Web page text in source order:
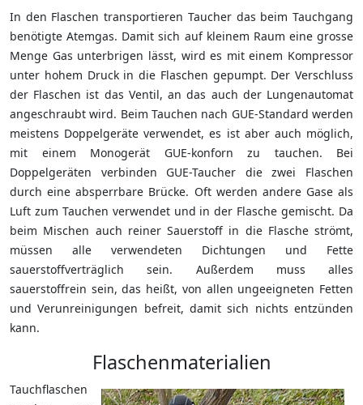
In den Flaschen transportieren Taucher das beim Tauchgang
benötigte Atemgas. Damit sich auf kleinem Raum eine grosse
Menge Gas unterbrigen lässt, wird es mit einem Kompressor
unter hohem Druck in die Flaschen gepumpt. Der Verschluss
der Flaschen ist das Ventil, an das auch der Lungenautomat
angeschraubt wird. Beim Tauchen nach GUE-Standard werden
meistens Doppelgeräte verwendet, es ist aber auch möglich,
mit einem Monogerät GUE-konforn zu tauchen. Bei
Doppelgeräten verbinden GUE-Taucher die zwei Flaschen
durch eine absperrbare Brücke. Oft werden andere Gase als
Luft zum Tauchen verwendet und in der Flasche gemischt. Da
beim Mischen auch reiner Sauerstoff in die Flasche strömt,
müssen alle verwendeten Dichtungen und Fette
sauerstoffverträglich sein. Außerdem muss alles
sauerstoffrein sein, das heißt, von allen ungeeigneten Fetten
und Verunreinigungen befreit, damit sich nichts entzünden
kann.
Flaschenmaterialien
Tauchflaschen